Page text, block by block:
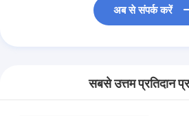
अब से संपर्क करें
सबसे उत्तम प्रतिदान